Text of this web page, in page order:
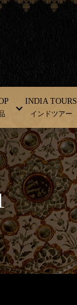
INDIA TOURS
インドツアー